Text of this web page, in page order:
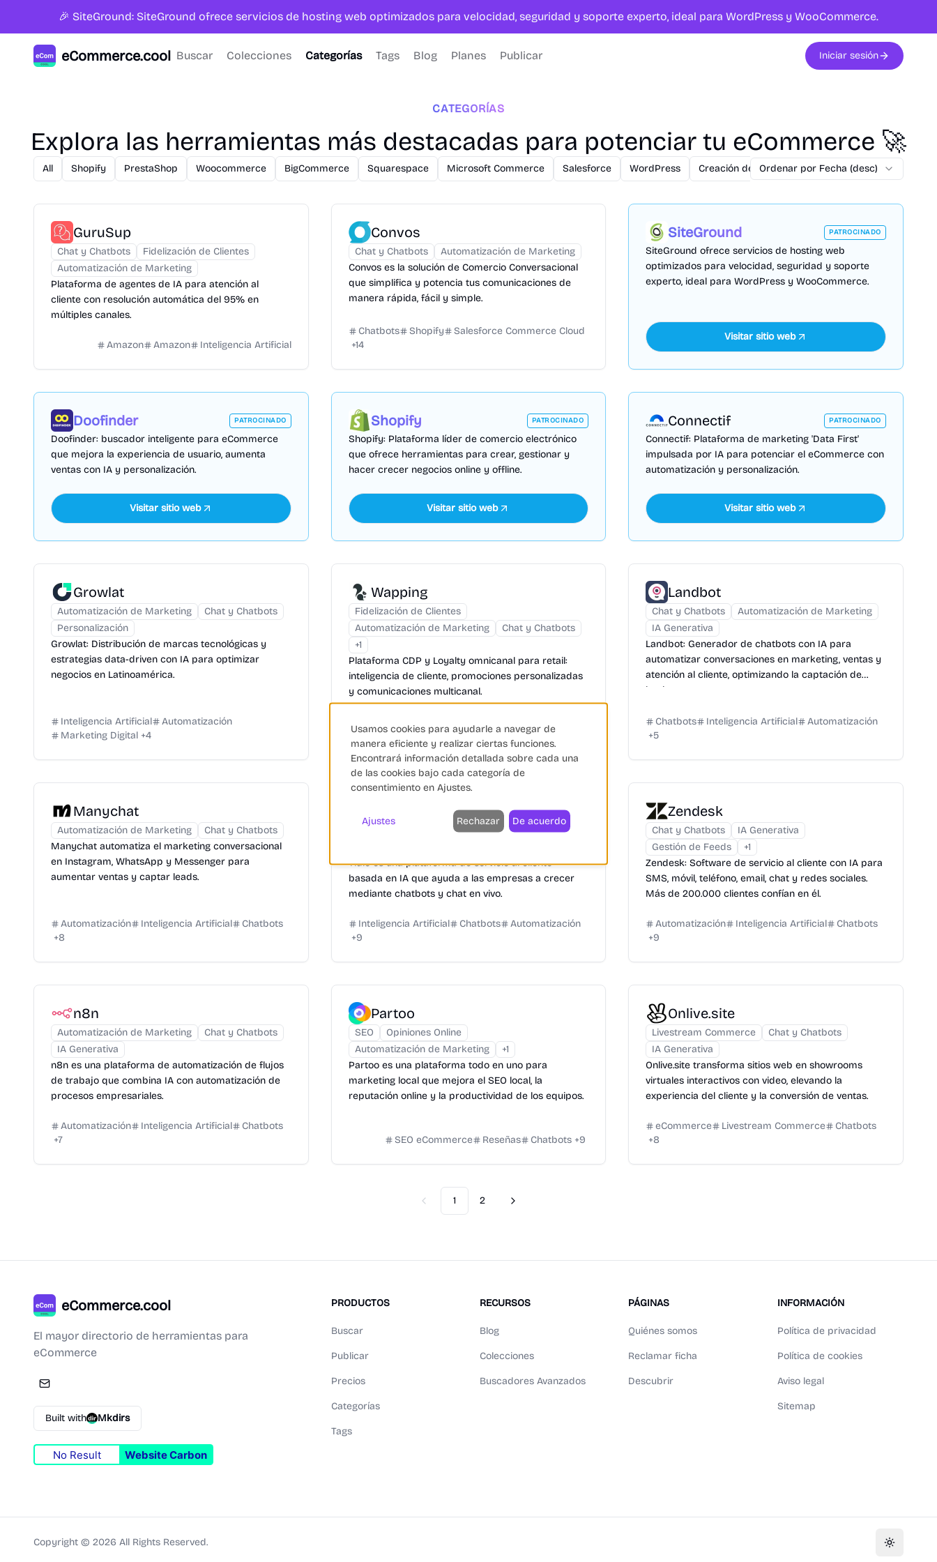
🎉 SiteGround: SiteGround ofrece servicios de hosting web optimizados para velocidad, seguridad y soporte experto, ideal para WordPress y WooCommerce.
eCommerce.cool Buscar Colecciones Categorías Tags Blog Planes Publicar Iniciar sesión
CATEGORÍAS
Explora las herramientas más destacadas para potenciar tu eCommerce 🚀
All Shopify PrestaShop Woocommerce BigCommerce Squarespace Microsoft Commerce Salesforce WordPress Creación de Apps Hosting SEM SEO
Ordenar por Fecha (desc)
GuruSup
Chat y Chatbots
Fidelización de Clientes
Automatización de Marketing
Plataforma de agentes de IA para atención al
cliente con resolución automática del 95% en
múltiples canales.
Amazon Amazon Inteligencia Artificial
Convos
Chat y Chatbots
Automatización de Marketing
Convos es la solución de Comercio Conversacional
que simplifica y potencia tus comunicaciones de
manera rápida, fácil y simple.
Chatbots Shopify
Salesforce Commerce Cloud
+14
SiteGround PATROCINADO
SiteGround ofrece servicios de hosting web
optimizados para velocidad, seguridad y soporte
experto, ideal para WordPress y WooCommerce.
Visitar sitio web
Doofinder PATROCINADO
Doofinder: buscador inteligente para eCommerce
que mejora la experiencia de usuario, aumenta
ventas con IA y personalización.
Visitar sitio web
Shopify PATROCINADO
Shopify: Plataforma líder de comercio electrónico
que ofrece herramientas para crear, gestionar y
hacer crecer negocios online y offline.
Visitar sitio web
Connectif PATROCINADO
Connectif: Plataforma de marketing 'Data First'
impulsada por IA para potenciar el eCommerce con
automatización y personalización.
Visitar sitio web
Growlat
Automatización de Marketing
Chat y Chatbots
Personalización
Growlat: Distribución de marcas tecnológicas y
estrategias data-driven con IA para optimizar
negocios en Latinoamérica.
Inteligencia Artificial
Automatización
Marketing Digital +4
Wapping
Fidelización de Clientes
Automatización de Marketing
Chat y Chatbots
+1
Plataforma CDP y Loyalty omnicanal para retail:
inteligencia de cliente, promociones personalizadas
y comunicaciones multicanal.
+8
Landbot
Chat y Chatbots
Automatización de Marketing
IA Generativa
Landbot: Generador de chatbots con IA para
automatizar conversaciones en marketing, ventas y
atención al cliente, optimizando la captación de
leads.
Chatbots Inteligencia Artificial
Automatización
+5
Manychat
Automatización de Marketing
Chat y Chatbots
Manychat automatiza el marketing conversacional
en Instagram, WhatsApp y Messenger para
aumentar ventas y captar leads.
Automatización Inteligencia Artificial
Chatbots
+8
Chat y Chatbots
IA Generativa
Tidio es una plataforma de servicio al cliente
basada en IA que ayuda a las empresas a crecer
mediante chatbots y chat en vivo.
Inteligencia Artificial Chatbots
Automatización
+9
Zendesk
Chat y Chatbots
IA Generativa
Gestión de Feeds
+1
Zendesk: Software de servicio al cliente con IA para
SMS, móvil, teléfono, email, chat y redes sociales.
Más de 200.000 clientes confían en él.
Automatización Inteligencia Artificial
Chatbots
+9
n8n
Automatización de Marketing
Chat y Chatbots
IA Generativa
n8n es una plataforma de automatización de flujos
de trabajo que combina IA con automatización de
procesos empresariales.
Automatización Inteligencia Artificial
Chatbots
+7
Partoo
SEO
Opiniones Online
Automatización de Marketing
+1
Partoo es una plataforma todo en uno para
marketing local que mejora el SEO local, la
reputación online y la productividad de los equipos.
SEO eCommerce Reseñas Chatbots +9
Onlive.site
Livestream Commerce
Chat y Chatbots
IA Generativa
Onlive.site transforma sitios web en showrooms
virtuales interactivos con video, elevando la
experiencia del cliente y la conversión de ventas.
eCommerce Livestream Commerce
Chatbots
+8
Previous
1 2 Next
eCommerce.cool
El mayor directorio de herramientas para
eCommerce
Built with Mkdirs
No Result Website Carbon
PRODUCTOS
Buscar
Publicar
Precios
Categorías
Tags
RECURSOS
Blog
Colecciones
Buscadores Avanzados
PÁGINAS
Quiénes somos
Reclamar ficha
Descubrir
INFORMACIÓN
Política de privacidad
Política de cookies
Aviso legal
Sitemap
Copyright © 2026 All Rights Reserved. Toggle
Usamos cookies para ayudarle a navegar de
manera eficiente y realizar ciertas funciones.
Encontrará información detallada sobre cada una
de las cookies bajo cada categoría de
consentimiento en Ajustes.
Ajustes Rechazar De acuerdo